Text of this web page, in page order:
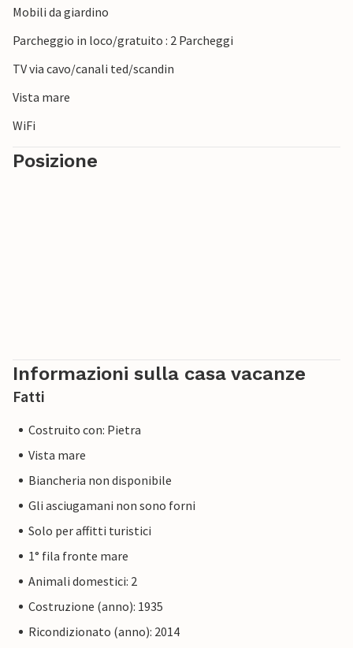
suoi diversi paesaggi.
Mobili da giardino
Parcheggio in loco/gratuito : 2 Parcheggi
TV via cavo/canali ted/scandin
Vista mare
WiFi
Posizione
Informazioni sulla casa vacanze
Fatti
Costruito con: Pietra
Vista mare
Biancheria non disponibile
Gli asciugamani non sono forni
Solo per affitti turistici
1° fila fronte mare
Animali domestici: 2
Costruzione (anno): 1935
Ricondizionato (anno): 2014